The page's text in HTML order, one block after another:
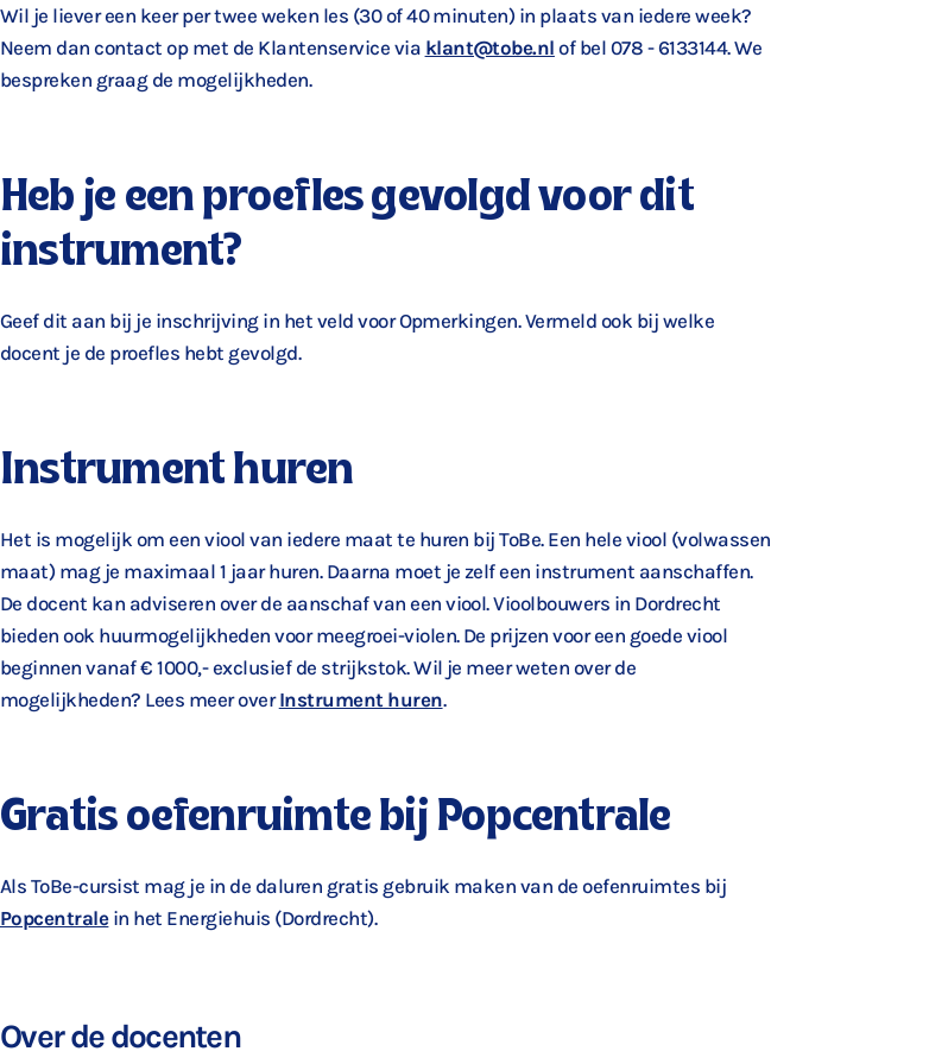
Wil je liever een keer per twee weken les (30 of 40 minuten) in plaats van iedere week?
Neem dan contact op met de Klantenservice via klant@tobe.nl of bel 078 - 6133144. We
bespreken graag de mogelijkheden.
Heb je een proefles gevolgd voor dit
instrument?
Geef dit aan bij je inschrijving in het veld voor Opmerkingen. Vermeld ook bij welke
docent je de proefles hebt gevolgd.
Instrument huren
Het is mogelijk om een viool van iedere maat te huren bij ToBe. Een hele viool (volwassen
maat) mag je maximaal 1 jaar huren. Daarna moet je zelf een instrument aanschaffen.
De docent kan adviseren over de aanschaf van een viool. Vioolbouwers in Dordrecht
bieden ook huurmogelijkheden voor meegroei-violen. De prijzen voor een goede viool
beginnen vanaf € 1000,- exclusief de strijkstok. Wil je meer weten over de
mogelijkheden? Lees meer overInstrument huren.
Gratis oefenruimte bij Popcentrale
Als ToBe-cursist mag je in de daluren gratis gebruik maken van de oefenruimtes bij
Popcentralein het Energiehuis (Dordrecht).
Over de docenten